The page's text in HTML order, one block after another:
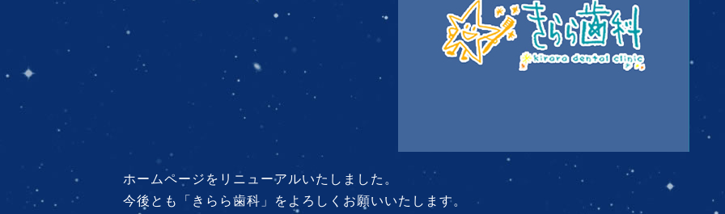
ホームページをリニューアルいたしました。
今後とも「きらら歯科」をよろしくお願いいたします。